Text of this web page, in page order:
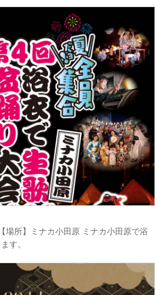
場所】ミナカ小田原 ミナカ小田原で浴
す。